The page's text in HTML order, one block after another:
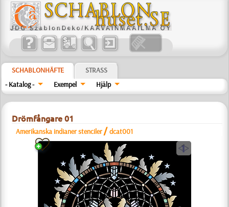
SCHABLONHÄFTE
STRASS
- Katalog -
Exempel Hjälp
Drömfångare 01
Amerikanska indianer stenciler /dcat001
a